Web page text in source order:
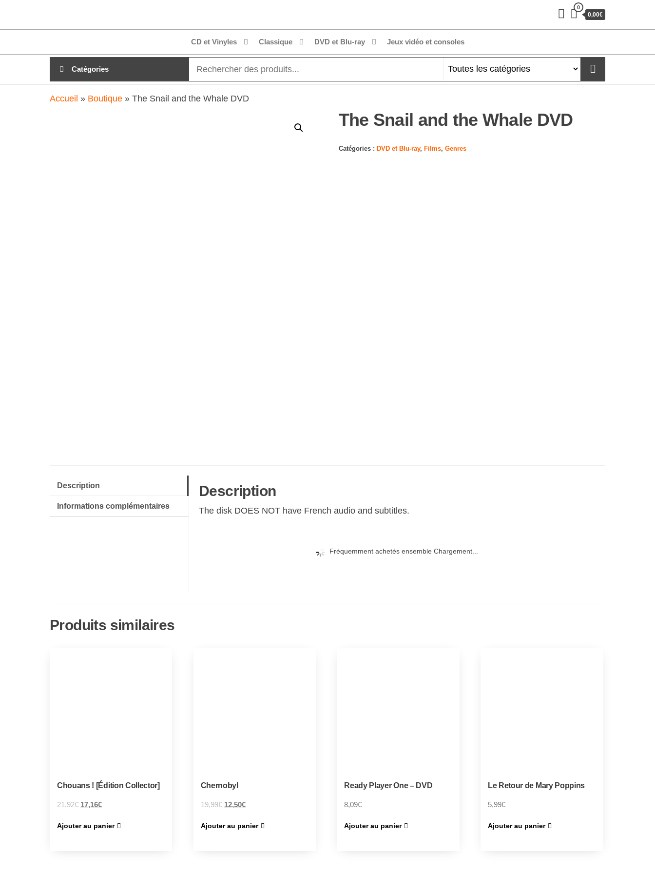
clubdial.fr
0
0,00€
CD et Vinyles Classique DVD et Blu-ray Jeux vidéo et consoles
Catégories
Accueil » Boutique » The Snail and the Whale DVD
The Snail and the Whale DVD
Catégories : DVD et Blu-ray, Films, Genres
Description
Informations complémentaires
Description
The disk DOES NOT have French audio and subtitles.
Fréquemment achetés ensemble Chargement...
Produits similaires
Chouans ! [Édition Collector]
21,92€ 17,16€
Ajouter au panier
Chernobyl
19,99€ 12,50€
Ajouter au panier
Ready Player One – DVD
8,09€
Ajouter au panier
Le Retour de Mary Poppins
5,99€
Ajouter au panier